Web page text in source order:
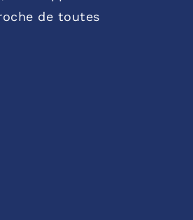
de toutes